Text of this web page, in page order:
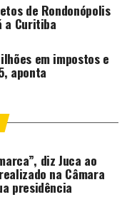
de Rondonópolis
a Curitiba
em impostos e
aponta
diz Juca ao
na Câmara
presidência